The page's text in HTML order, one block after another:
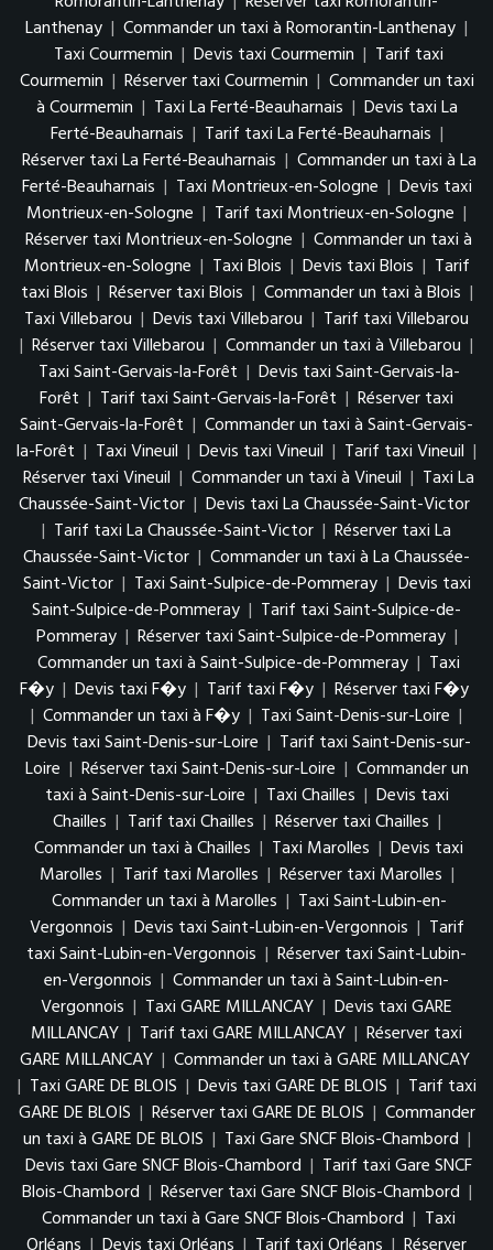
Lanthenay | Commander un taxi à Romorantin-Lanthenay |
Taxi Courmemin | Devis taxi Courmemin | Tarif taxi
Courmemin | Réserver taxi Courmemin | Commander un taxi
à Courmemin | Taxi La Ferté-Beauharnais | Devis taxi La
Ferté-Beauharnais | Tarif taxi La Ferté-Beauharnais |
Réserver taxi La Ferté-Beauharnais | Commander un taxi à La
Ferté-Beauharnais | Taxi Montrieux-en-Sologne | Devis taxi
Montrieux-en-Sologne | Tarif taxi Montrieux-en-Sologne |
Réserver taxi Montrieux-en-Sologne | Commander un taxi à
Montrieux-en-Sologne | Taxi Blois | Devis taxi Blois | Tarif
taxi Blois | Réserver taxi Blois | Commander un taxi à Blois |
Taxi Villebarou | Devis taxi Villebarou | Tarif taxi Villebarou
| Réserver taxi Villebarou | Commander un taxi à Villebarou |
Taxi Saint-Gervais-la-Forêt | Devis taxi Saint-Gervais-la-
Forêt | Tarif taxi Saint-Gervais-la-Forêt | Réserver taxi
Saint-Gervais-la-Forêt | Commander un taxi à Saint-Gervais-
la-Forêt | Taxi Vineuil | Devis taxi Vineuil | Tarif taxi Vineuil |
Réserver taxi Vineuil | Commander un taxi à Vineuil | Taxi La
Chaussée-Saint-Victor | Devis taxi La Chaussée-Saint-Victor
| Tarif taxi La Chaussée-Saint-Victor | Réserver taxi La
Chaussée-Saint-Victor | Commander un taxi à La Chaussée-
Saint-Victor | Taxi Saint-Sulpice-de-Pommeray | Devis taxi
Saint-Sulpice-de-Pommeray | Tarif taxi Saint-Sulpice-de-
Pommeray | Réserver taxi Saint-Sulpice-de-Pommeray |
Commander un taxi à Saint-Sulpice-de-Pommeray | Taxi
F�y | Devis taxi F�y | Tarif taxi F�y | Réserver taxi F�y
| Commander un taxi à F�y | Taxi Saint-Denis-sur-Loire |
Devis taxi Saint-Denis-sur-Loire | Tarif taxi Saint-Denis-sur-
Loire | Réserver taxi Saint-Denis-sur-Loire | Commander un
taxi à Saint-Denis-sur-Loire | Taxi Chailles | Devis taxi
Chailles | Tarif taxi Chailles | Réserver taxi Chailles |
Commander un taxi à Chailles | Taxi Marolles | Devis taxi
Marolles | Tarif taxi Marolles | Réserver taxi Marolles |
Commander un taxi à Marolles | Taxi Saint-Lubin-en-
Vergonnois | Devis taxi Saint-Lubin-en-Vergonnois | Tarif
taxi Saint-Lubin-en-Vergonnois | Réserver taxi Saint-Lubin-
en-Vergonnois | Commander un taxi à Saint-Lubin-en-
Vergonnois | Taxi GARE MILLANCAY | Devis taxi GARE
MILLANCAY | Tarif taxi GARE MILLANCAY | Réserver taxi
GARE MILLANCAY | Commander un taxi à GARE MILLANCAY
| Taxi GARE DE BLOIS | Devis taxi GARE DE BLOIS | Tarif taxi
GARE DE BLOIS | Réserver taxi GARE DE BLOIS | Commander
un taxi à GARE DE BLOIS | Taxi Gare SNCF Blois-Chambord |
Devis taxi Gare SNCF Blois-Chambord | Tarif taxi Gare SNCF
Blois-Chambord | Réserver taxi Gare SNCF Blois-Chambord |
Commander un taxi à Gare SNCF Blois-Chambord | Taxi